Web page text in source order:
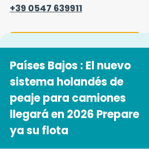
Países Bajos : El nuevo
sistema holandés de
peaje para camiones
llegará en 2026 Prepare
ya su flota
+39 0547 639911
Formulario de contacto
Trabajar en Easytrip
Services
Nuestras ofertas de empleo